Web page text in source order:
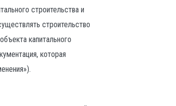
строительства и
строительство
капитального
которая